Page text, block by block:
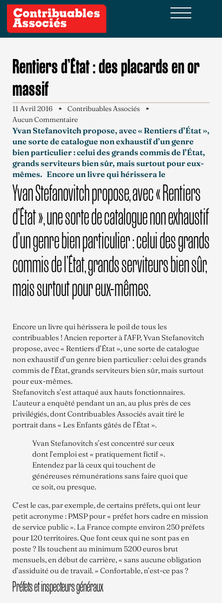
Rentiers d’État : des placards en or
massif
11 Avril 2016
Contribuables Associés
Aucun Commentaire
Yvan Stefanovitch propose, avec « Rentiers d’État »,
une sorte de catalogue non exhaustif d’un genre
bien particulier : celui des grands commis de l’État,
grands serviteurs bien sûr, mais surtout pour eux-
mêmes. Encore un livre qui hérissera le
Yvan Stefanovitch propose, avec « Rentiers
d’État », une sorte de catalogue non exhaustif
d’un genre bien particulier : celui des grands
commis de l’État, grands serviteurs bien sûr,
mais surtout pour eux-mêmes.
Encore un livre qui hérissera le poil de tous les
contribuables ! Ancien reporter à l’AFP, Yvan Stefanovitch
propose, avec « Rentiers d’État », une sorte de catalogue
non exhaustif d’un genre bien particulier : celui des grands
commis de l’État, grands serviteurs bien sûr, mais surtout
pour eux-mêmes.
Stefanovitch s’est attaqué aux hauts fonctionnaires.
L’auteur a enquêté pendant un an, au plus près de ces
privilégiés, dont Contribuables Associés avait tiré le
portrait dans « Les Enfants gâtés de l’État ».
Yvan Stefanovitch s’est concentré sur ceux
dont l’emploi est « pratiquement fictif ».
Entendez par là ceux qui touchent de
généreuses rémunérations sans faire quoi que
ce soit, ou presque.
C’est le cas, par exemple, de certains préfets, qui ont leur
petit acronyme : PMSP pour « préfet hors cadre en mission
de service public ». La France compte environ 250 préfets
pour 120 territoires. Que font ceux qui ne sont pas en
poste ? Ils touchent au minimum 5200 euros brut
mensuels, en début de carrière, « sans aucune obligation
d’assiduité ou de travail. » Confortable, n’est-ce pas ?
Préfets et inspecteurs généraux